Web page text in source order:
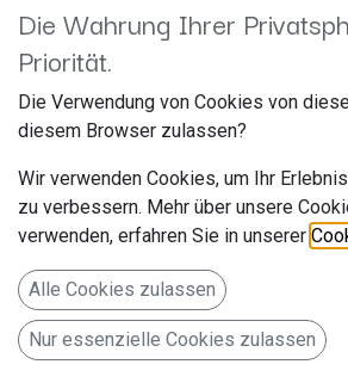
Lautsprecherringe
Klasse Ø165mm Türe
271190-01
Artikelnummer: 271190-01
acv GmbH
Straßburger Allee 10-12
Die Wahrung Ihrer
Priorität.
Die Verwendung von Cookies von
diesem Browser zulassen?
Wir verwenden Cookies, um Ihr
zu verbessern. Mehr über unsere
verwenden, erfahren Sie in unserer
Alle Cookies zulassen
Nur essenzielle Cookies zulassen